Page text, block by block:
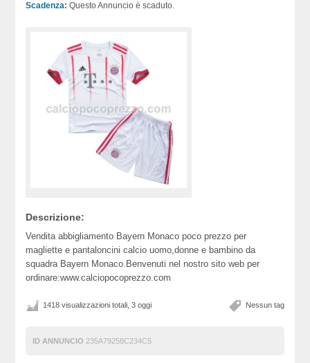
Scadenza: Questo Annuncio è scaduto.
Descrizione:
Vendita abbigliamento Bayern Monaco poco prezzo per
magliette e pantaloncini calcio uomo,donne e bambino da
squadra Bayern Monaco.Benvenuti nel nostro sito web per
ordinare:www.calciopocoprezzo.com
Nessun tag
1418 visualizzazioni totali, 3 oggi
ID ANNUNCIO 235A79258C234C5